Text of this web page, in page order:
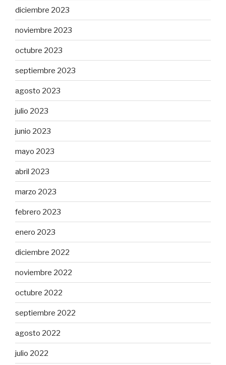
diciembre 2023
noviembre 2023
octubre 2023
septiembre 2023
agosto 2023
julio 2023
junio 2023
mayo 2023
abril 2023
marzo 2023
febrero 2023
enero 2023
diciembre 2022
noviembre 2022
octubre 2022
septiembre 2022
agosto 2022
julio 2022